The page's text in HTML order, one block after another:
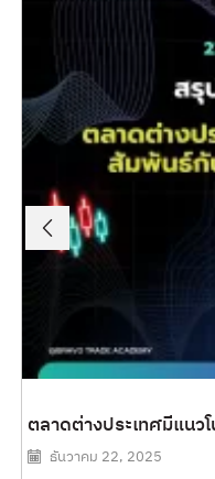
ตลาดต่างประเทศมีแนว
ธันวาคม 22, 2025